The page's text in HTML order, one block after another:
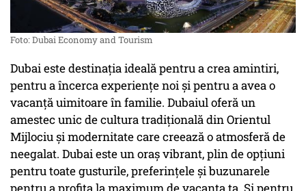
Foto: Dubai Economy and Tourism
Dubai este destinația ideală pentru a crea amintiri,
pentru a încerca experiențe noi și pentru a avea o
vacanță uimitoare în familie. Dubaiul oferă un
amestec unic de cultura tradițională din Orientul
Mijlociu și modernitate care creează o atmosferă de
neegalat. Dubai este un oraș vibrant, plin de opțiuni
pentru toate gusturile, preferințele și buzunarele